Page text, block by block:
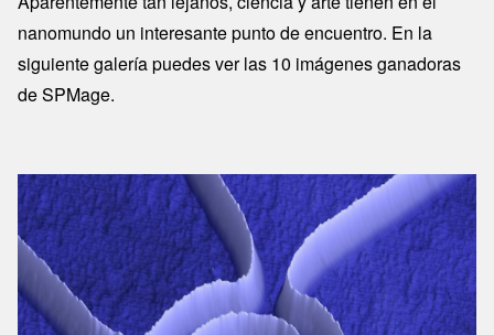
nanomundo un interesante punto de encuentro. En la
siguiente galería puedes ver las 10 imágenes ganadoras
de SPMage.
Image